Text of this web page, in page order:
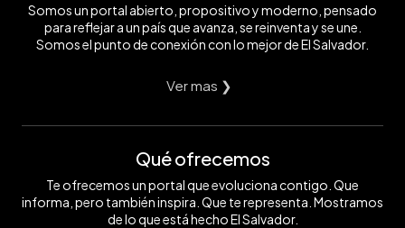
Somos un portal abierto, propositivo y moderno, pensado
para reflejar a un país que avanza, se reinventa y se une.
Somos el punto de conexión con lo mejor de El Salvador.
Ver mas ❯
Qué ofrecemos
Te ofrecemos un portal que evoluciona contigo. Que
informa, pero también inspira. Que te representa. Mostramos
de lo que está hecho El Salvador.